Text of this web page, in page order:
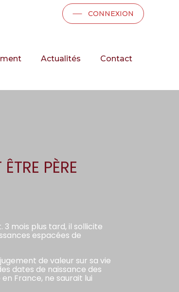
CONNEXION
Actualités Contact
PÈRE
3 mois plus tard, il sollicite
espacées de
de valeur sur sa vie
dates de naissance des
France, ne saurait lui